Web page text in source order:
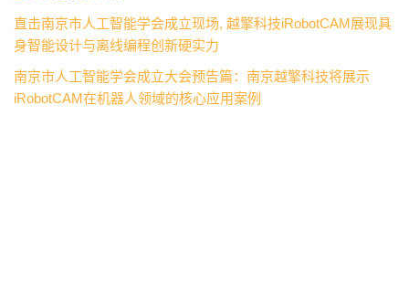
直击南京市人工智能学会成立现场, 越擎科技iRobotCAM展现具
身智能设计与离线编程创新硬实力
南京市人工智能学会成立大会预告篇：南京越擎科技将展示
iRobotCAM在机器人领域的核心应用案例